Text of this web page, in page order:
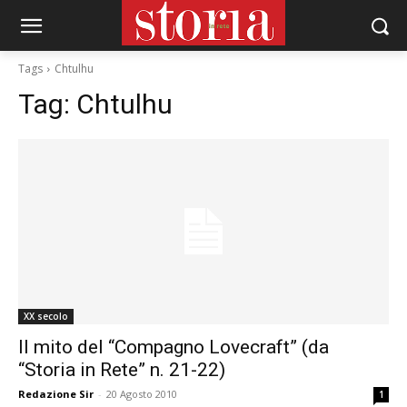
Tags Chtulhu
Tag: Chtulhu
XX secolo
Il mito del “Compagno Lovecraft” (da
“Storia in Rete” n. 21-22)
Redazione Sir - 20 Agosto 2010 1